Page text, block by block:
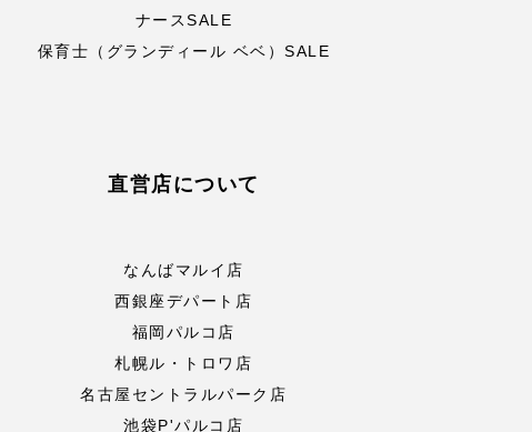
ナースSALE
保育士（グランディール ベベ）SALE
直営店について
なんばマルイ店
西銀座デパート店
福岡パルコ店
札幌ル・トロワ店
名古屋セントラルパーク店
池袋P'パルコ店